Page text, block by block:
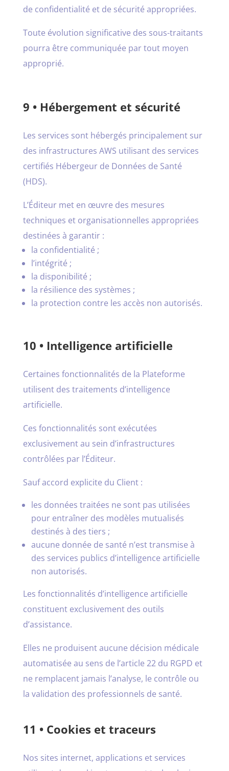
de confidentialité et de sécurité appropriées.
Toute évolution significative des sous-traitants
pourra être communiquée par tout moyen
approprié.
9 • Hébergement et sécurité
Les services sont hébergés principalement sur
des infrastructures AWS utilisant des services
certifiés Hébergeur de Données de Santé
(HDS).
L’Éditeur met en œuvre des mesures
techniques et organisationnelles appropriées
destinées à garantir :
la confidentialité ;
l’intégrité ;
la disponibilité ;
la résilience des systèmes ;
la protection contre les accès non autorisés.
10 • Intelligence artificielle
Certaines fonctionnalités de la Plateforme
utilisent des traitements d’intelligence
artificielle.
Ces fonctionnalités sont exécutées
exclusivement au sein d’infrastructures
contrôlées par l’Éditeur.
Sauf accord explicite du Client :
les données traitées ne sont pas utilisées
pour entraîner des modèles mutualisés
destinés à des tiers ;
aucune donnée de santé n’est transmise à
des services publics d’intelligence artificielle
non autorisés.
Les fonctionnalités d’intelligence artificielle
constituent exclusivement des outils
d’assistance.
Elles ne produisent aucune décision médicale
automatisée au sens de l’article 22 du RGPD et
ne remplacent jamais l’analyse, le contrôle ou
la validation des professionnels de santé.
11 • Cookies et traceurs
Nos sites internet, applications et services